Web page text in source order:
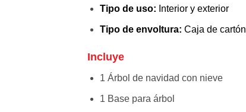
Tipo de uso: Interior y exterior
Tipo de envoltura: Caja de cartón
Incluye
1 Árbol de navidad con nieve
1 Base para árbol